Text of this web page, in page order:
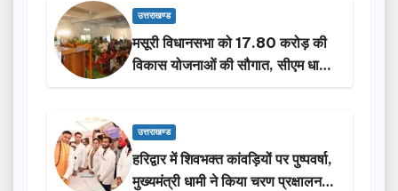
उत्तराखण्ड
मसूरी विधानसभा को 17.80 करोड़ की
विकास योजनाओं की सौगात, सीएम धामी
ने किया लोकार्पण-शिलान्यास.
उत्तराखण्ड
हरिद्वार में शिवभक्त कांवड़ियों पर पुष्पवर्षा,
मुख्यमंत्री धामी ने किया चरण प्रक्षालन…